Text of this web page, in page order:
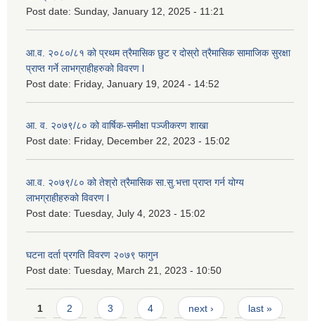
Post date: Sunday, January 12, 2025 - 11:21
आ.व. २०८०/८१ को प्रथम त्रैमासिक छुट र दोस्रो त्रैमासिक सामाजिक सुरक्षा
प्राप्त गर्ने लाभग्राहीहरुको विवरण l
Post date: Friday, January 19, 2024 - 14:52
आ. व. २०७९/८० को वार्षिक-समीक्षा पञ्जीकरण शाखा
Post date: Friday, December 22, 2023 - 15:02
आ.व. २०७९/८० को तेश्रो त्रैमासिक सा.सु.भ‍त्ता प्राप्त गर्न योग्य
लाभग्राहीहरुको विवरण l
Post date: Tuesday, July 4, 2023 - 15:02
घटना दर्ता प्रगति विवरण २०७९ फागुन
Post date: Tuesday, March 21, 2023 - 10:50
Pages
1 2 3 4 next › last »